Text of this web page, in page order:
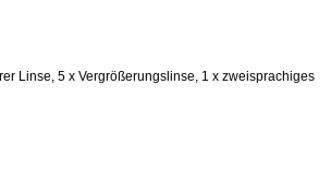
Linse, 5 x Vergrößerungslinse, 1 x zweisprachiges